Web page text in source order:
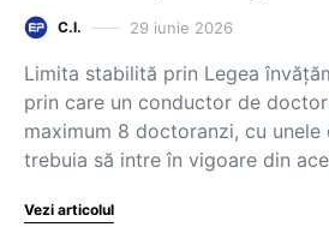
C.I. 29 iunie 2026
Limita stabilită prin Legea
prin care un conductor de
maximum 8 doctoranzi, cu
trebuia să intre în vigoare din
Vezi articolul